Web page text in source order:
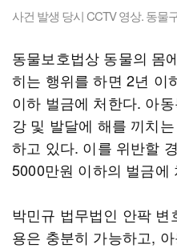
사건 발생 당시 CCTV 영상. 동물
동물보호법상 동물의 몸
히는 행위를 하면 2년 이
이하 벌금에 처한다. 아
강 및 발달에 해를 끼치
하고 있다. 이를 위반할
5000만원 이하의 벌금에
박민규 법무법인 안팍 변
용은 충분히 가능하고,